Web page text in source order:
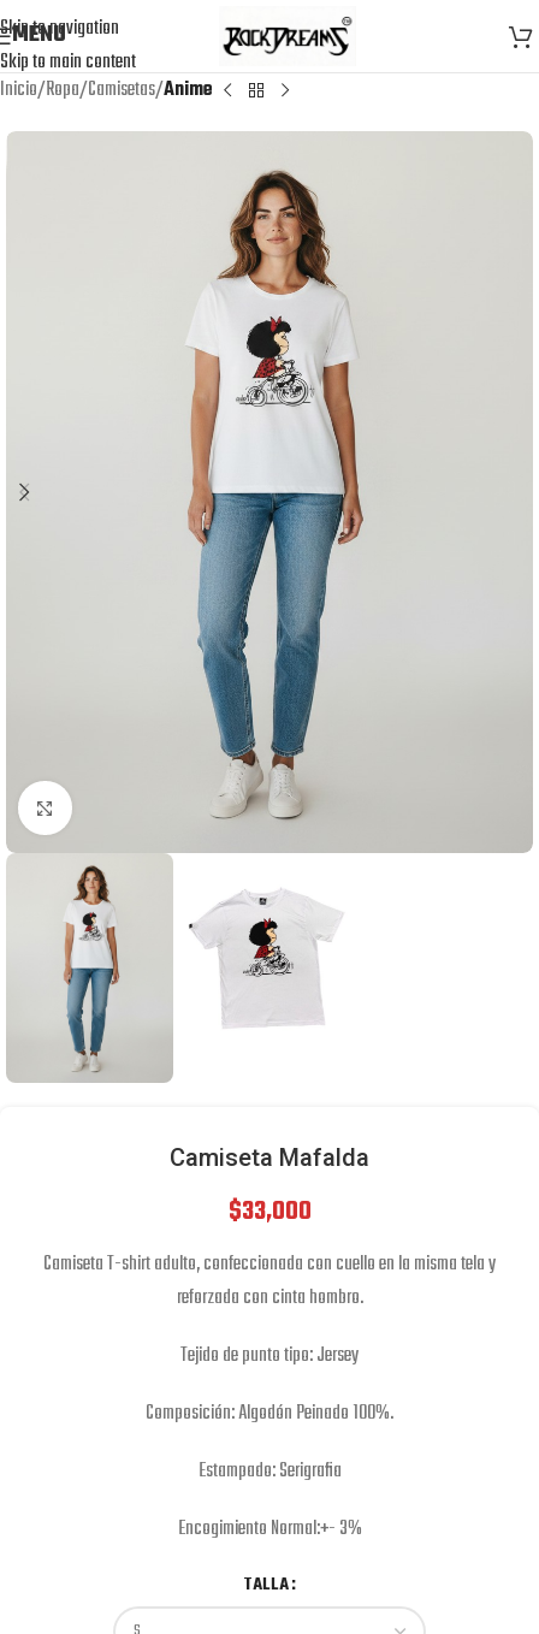
Skip to navigation
Skip to main content
MENU
Inicio Ropa Camisetas Anime
Click to enlarge
Camiseta Mafalda
$33,000
Camiseta T-shirt adulto, confeccionada con cuello en la misma tela y
reforzada con cinta hombro.
Tejido de punto tipo: Jersey
Composición: Algodón Peinado 100%.
Estampado: Serigrafia
Encogimiento Normal:+- 3%
TALLA